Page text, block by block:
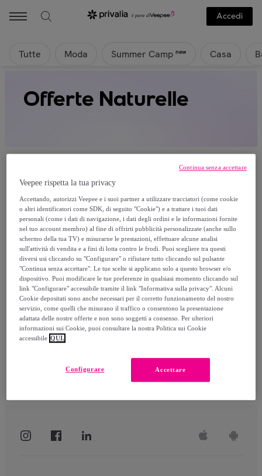
Accedi
Tutte Moda Summer Camp new Casa
Offerte Naturelle
Attualmente non è disponibile alcun
prodotto.
Registrati e accedi a tutti i prodotti visibili ai nostri
membri.
Accedi
Veepee rispetta la tua privacy
Accettando, autorizzi Veepee e i suoi partner a utilizzare tracciatori (come cookie
o altri identificatori come SDK, di seguito "Cookie") e a trattare i tuoi dati
personali (come i dati di navigazione, i dati degli ordini e le informazioni fornite
nel tuo account membro) al fine di offrirti pubblicità personalizzate (anche sullo
schermo della tua TV) e misurarne le prestazioni, effettuare alcune analisi
sull'attività di vendita e a fini di lotta contro le frodi. Puoi scegliere tra questi
diversi usi cliccando su "Configurare" o rifiutare tutto cliccando sul pulsante
"Continua senza accettare". Le tue scelte si applicano solo a questo browser e/o
dispositivo. Puoi modificare le tue preferenze in qualsiasi momento cliccando sul
link "Configurare" accessibile tramite il link "Informativa sulla privacy". Alcuni
Cookie depositati sono anche necessari per il corretto funzionamento del nostro
servizio, come quelli che misurano il traffico o consentono la presentazione
adattata delle nostre offerte e non sono soggetti a consenso. Per ulteriori
informazioni sui Cookie, puoi consultare la nostra Politica sui Cookie
accessibile QUI.
Accettare
Configurare
Continua senza accettare